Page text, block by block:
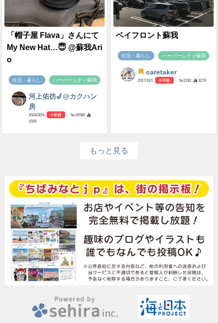
「帽子屋 Flava」さんにて
My New Hat…😇 @蘇我Ari
o
生活・暮らし ハーバーシティ蘇我
河上佑彷🎷@カクハン
房
2024/3/24 2 年前
- №15589
1555
ベイフロント蘇我
生活・暮らし ハーバーシティ蘇我
caretaker
2017/11/1 8 年前 - №2192 3278
もっと見る